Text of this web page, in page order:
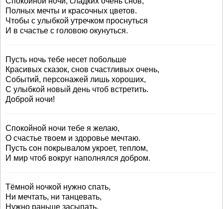
Полных мечты и красочных цветов.
Чтобы с улыбкой утречком проснуться
И в счастье с головою окунуться.
Пусть ночь тебе несет побольше
Красивых сказок, снов счастливых очень,
Событий, персонажей лишь хороших,
С улыбкой новый день чтоб встретить.
Доброй ночи!
Спокойной ночи тебе я желаю,
О счастье твоем и здоровье мечтаю.
Пусть сон покрывалом укроет, теплом,
И мир чтоб вокруг наполнялся добром.
Тёмной ночкой нужно спать,
Ни мечтать, ни танцевать,
Нужно раньше засыпать,